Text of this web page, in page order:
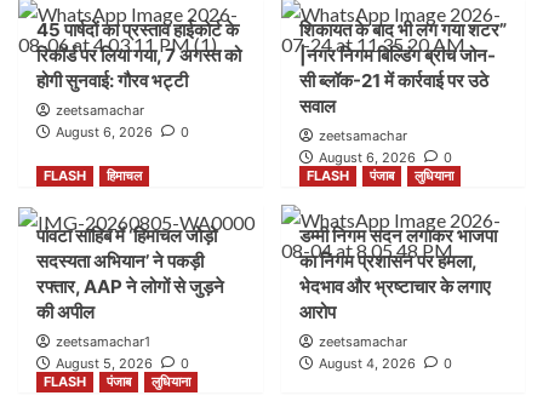
5
FLASH पंजाब
45 पार्षदों का प्रस्ताव हाईकोर्ट के रिकॉर्ड पर लिया गया, 7
अगस्त को होगी सुनवाई: गौरव भट्टी
2
FLASH पंजाब लुधियाना
शिकायत के बाद भी लग गया शटर” |नगर निगम बिल्डिंग ब्रांच
जोन-सी ब्लॉक-21 में कार्रवाई पर उठे सवाल
FLASH
पांवटा साहिब में ‘हिमाचल जोड़ो सदस्यता अभियान’ ने पकड़ी
रफ्तार, AAP ने लोगों से जुड़ने की अपील
45 पार्षदों का प्रस्ताव हाईकोर्ट के
रिकॉर्ड पर लिया गया, 7 अगस्त को
होगी सुनवाई: गौरव भट्टी
zeetsamachar
August 6, 2026
0
शिकायत के बाद भी लग गया शटर”
|नगर निगम बिल्डिंग ब्रांच जोन-
सी ब्लॉक-21 में कार्रवाई पर उठे
सवाल
zeetsamachar
August 6, 2026
0
FLASH
हिमाचल
पांवटा साहिब में ‘हिमाचल जोड़ो
सदस्यता अभियान’ ने पकड़ी
रफ्तार, AAP ने लोगों से जुड़ने
की अपील
zeetsamachar1
August 5, 2026
0
FLASH पंजाब लुधियाना
डम्मी निगम सदन लगाकर भाजपा
का निगम प्रशासन पर हमला,
भेदभाव और भ्रष्टाचार के लगाए
आरोप
zeetsamachar
August 4, 2026
0
FLASH
पंजाब लुधियाना